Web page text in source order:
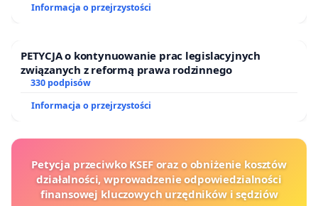
Informacja o przejrzystości
PETYCJA o kontynuowanie prac legislacyjnych
związanych z reformą prawa rodzinnego
330 podpisów
Informacja o przejrzystości
Petycja przeciwko KSEF oraz o obniżenie kosztów
działalności, wprowadzenie odpowiedzialności
finansowej kluczowych urzędników i sędziów